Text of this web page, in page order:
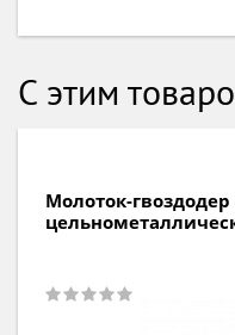
С этим
Молоток каменщика